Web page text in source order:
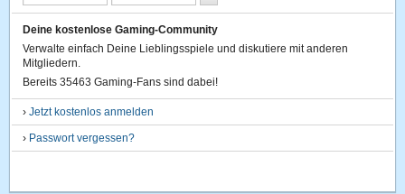
Deine kostenlose Gaming-Community
Verwalte einfach Deine Lieblingsspiele und diskutiere mit anderen
Mitgliedern.
Bereits 35463 Gaming-Fans sind dabei!
›Jetzt kostenlos anmelden
› Passwort vergessen?